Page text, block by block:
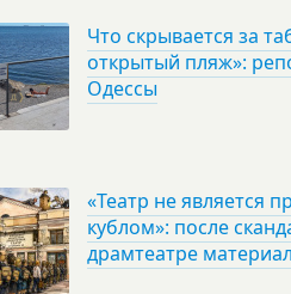
Что скрывается за
открытый пляж»:
Одессы
«Театр не является
кублом»: после
драмтеатре